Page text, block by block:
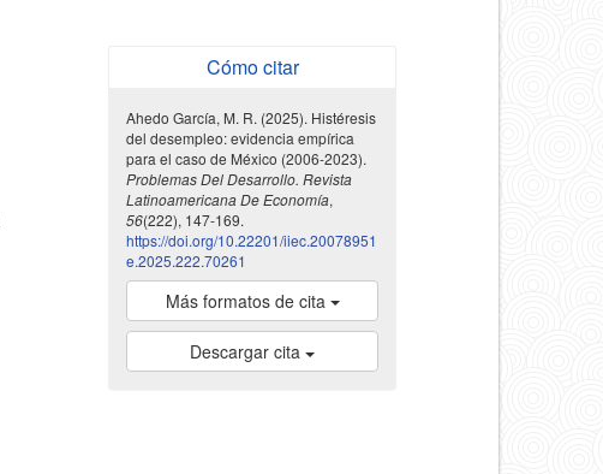
Cómo citar
Ahedo García, M. R. (2025). Histéresis
del desempleo: evidencia empírica
para el caso de México (2006-2023).
Problemas Del Desarrollo. Revista
Latinoamericana De Economía,
56(222), 147-169.
https://doi.org/10.22201/iiec.20078951
e.2025.222.70261
Más formatos de cita
Descargar cita